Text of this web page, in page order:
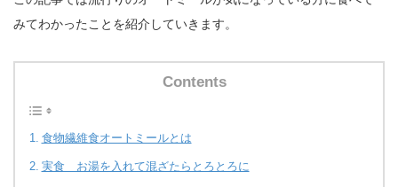
みてわかったことを紹介していきます。
Contents
食物繊維食オートミールとは
実食 お湯を入れて混ざたらとろとろに